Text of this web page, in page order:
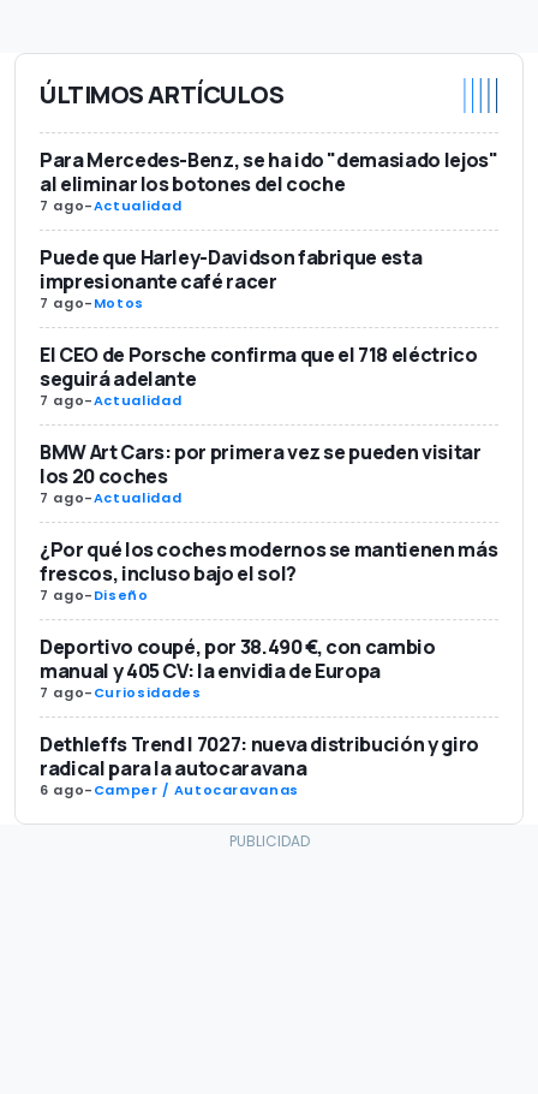
ÚLTIMOS ARTÍCULOS
Para Mercedes-Benz, se ha ido "demasiado lejos"
al eliminar los botones del coche
7 ago-Actualidad
Puede que Harley-Davidson fabrique esta
impresionante café racer
7 ago-Motos
El CEO de Porsche confirma que el 718 eléctrico
seguirá adelante
7 ago-Actualidad
BMW Art Cars: por primera vez se pueden visitar
los 20 coches
7 ago-Actualidad
¿Por qué los coches modernos se mantienen más
frescos, incluso bajo el sol?
7 ago-Diseño
Deportivo coupé, por 38.490 €, con cambio
manual y 405 CV: la envidia de Europa
7 ago-Curiosidades
Dethleffs Trend I 7027: nueva distribución y giro
radical para la autocaravana
6 ago-Camper / Autocaravanas